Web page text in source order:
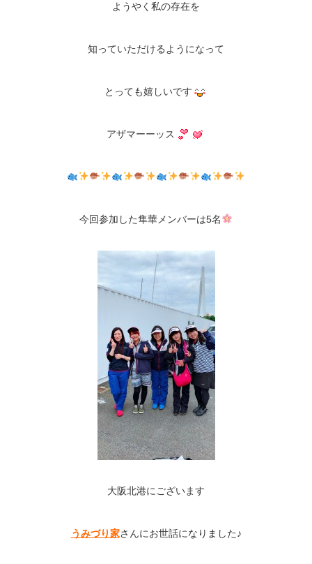
ようやく私の存在を
知っていただけるようになって
とっても嬉しいです
アザマーーッス
今回参加した隼華メンバーは5名
大阪北港にございます
うみづり家さんにお世話になりました♪